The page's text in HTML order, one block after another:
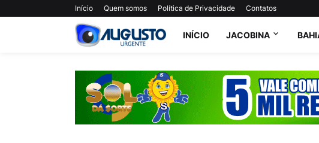
Início Quem somos Política de Privacidade Contatos
INÍCIO JACOBINA